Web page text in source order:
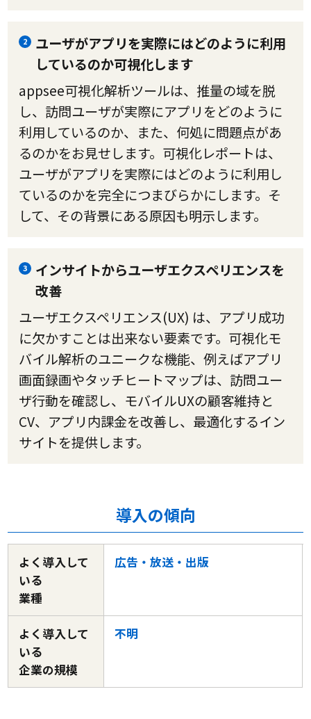
2
ユーザがアプリを実際にはどのように利用
しているのか可視化します
appsee可視化解析ツールは、推量の域を脱
し、訪問ユーザが実際にアプリをどのように
利用しているのか、また、何処に問題点があ
るのかをお見せします。可視化レポートは、
ユーザがアプリを実際にはどのように利用し
ているのかを完全につまびらかにします。そ
して、その背景にある原因も明示します。
3
インサイトからユーザエクスペリエンスを
改善
ユーザエクスペリエンス(UX) は、アプリ成功
に欠かすことは出来ない要素です。可視化モ
バイル解析のユニークな機能、例えばアプリ
画面録画やタッチヒートマップは、訪問ユー
ザ行動を確認し、モバイルUXの顧客維持と
CV、アプリ内課金を改善し、最適化するイン
サイトを提供します。
導入の傾向
よく導入して
いる
業種
広告・放送・出版
よく導入して
いる
企業の規模
不明